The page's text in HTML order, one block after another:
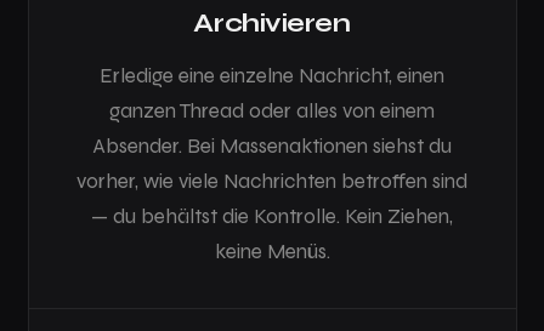
Archivieren
Erledige eine einzelne Nachricht, einen
ganzen Thread oder alles von einem
Absender. Bei Massenaktionen siehst du
vorher, wie viele Nachrichten betroffen sind
— du behältst die Kontrolle. Kein Ziehen,
keine Menüs.